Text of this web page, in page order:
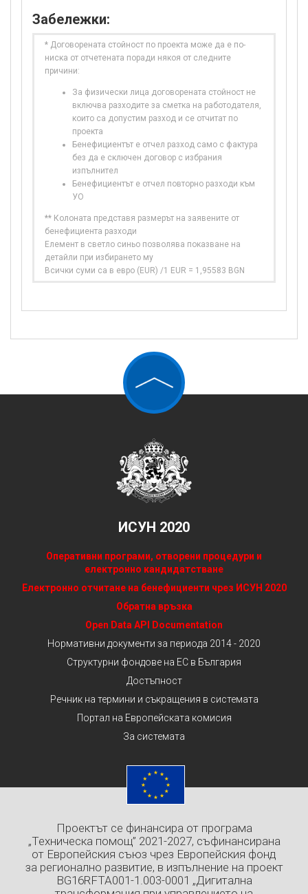
Забележки:
* Договорената стойност по проекта може да е по-
ниска от отчетената поради някоя от следните
причини:
За физически лица договорената стойност не
включва разходите за сметка на работодателя,
които са допустим разход и се отчитат по
проекта
Бенефициентът е отчел разход само с фактура
без да е сключен договор с избрания
изпълнител
Бенефициентът е отчел повторно разходи към
УО
** Колоната представя размерът на заявените от
бенефициента разходи
Елемент в светло синьо позволява показване на
детайли при избирането му
Всички суми са в евро (EUR) /1 EUR = 1,95583 BGN
ИСУН 2020
Оперативни програми, отворени процедури и
електронно кандидатстване
Електронно отчитане на бенефициенти чрез ИСУН 2020
Обратна връзка
Open Data API Documentation
Нормативни документи за периода 2014 - 2020
Структурни фондове на ЕС в България
Достъпност
Речник на термини и съкращения в системата
Портал на Европейската комисия
За системата
Проектът се финансира от програма
„Техническа помощ” 2021-2027, съфинансирана
от Европейския съюз чрез Европейския фонд
за регионално развитие, в изпълнение на проект
BG16RFTA001-1.003-0001 „Дигитална